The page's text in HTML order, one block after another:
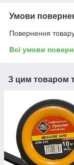
Умови
Повернення
Всі умови
З цим товаром